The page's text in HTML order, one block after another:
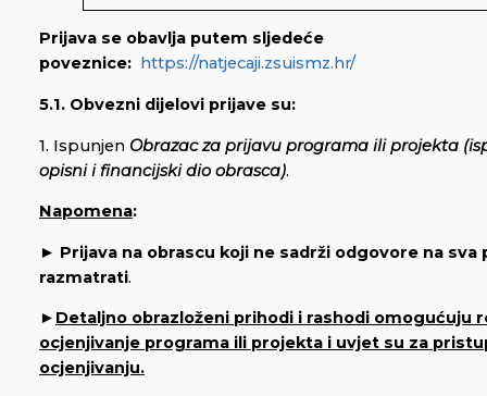
Prijava se obavlja putem sljedeće
poveznice:
https://natjecaji.zsuismz.hr/
5.1. Obvezni dijelovi prijave su:
1. Ispunjen Obrazac za prijavu programa ili projekta
opisni i financijski dio obrasca).
Napomena:
► Prijava na obrascu koji ne sadrži odgovore na sva
razmatrati.
► Detaljno obrazloženi prihodi i rashodi omogućuju
ocjenjivanje programa ili projekta i uvjet su za
ocjenjivanju.